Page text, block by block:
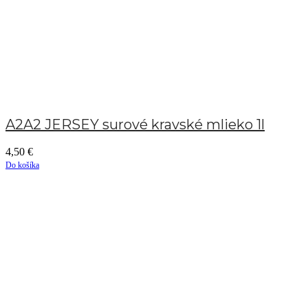
A2A2 JERSEY surové kravské mlieko 1l
4,50 €
Do košíka